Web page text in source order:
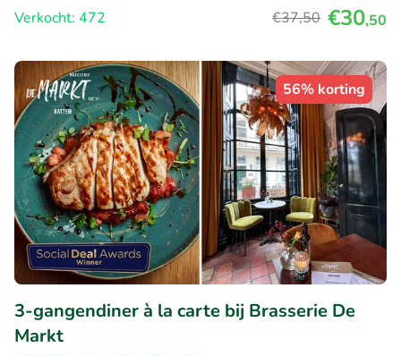
Verkocht: 472 €37,50 €30,50
56% korting
3-gangendiner à la carte bij Brasserie De
Markt